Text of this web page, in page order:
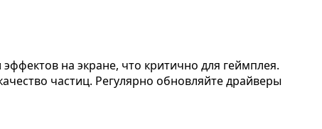
на экране, что критично для геймплея.
частиц. Регулярно обновляйте драйверы